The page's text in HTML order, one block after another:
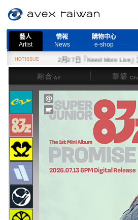
藝人
Artist
情報
News
購物中心
e-shop
HOTISSUE
2月27日『Need More Live』演
綜合
華語